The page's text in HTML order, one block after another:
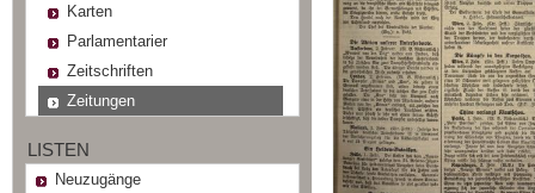
Karten
Parlamentarier
Zeitschriften
Zeitungen
LISTEN
Neuzugänge